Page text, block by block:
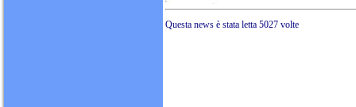
Questa news è